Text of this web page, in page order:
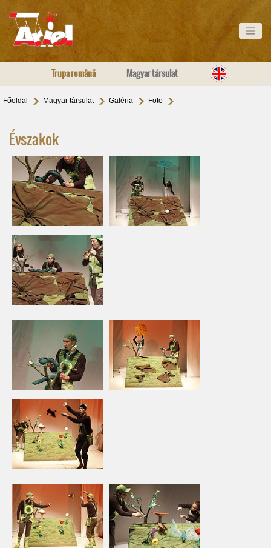
Trupa română Magyar társulat
Főoldal Magyar társulat Galéria Foto
Évszakok